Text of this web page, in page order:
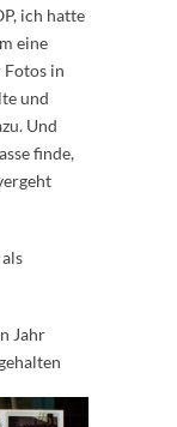
ich hatte
eine
Fotos in
und
Und
finde,
Jahr